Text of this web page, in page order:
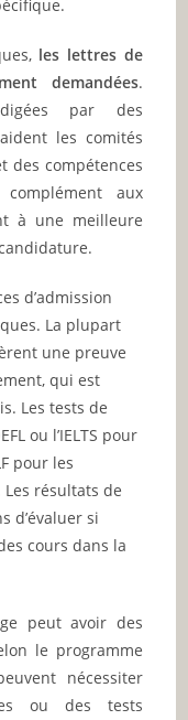
les lettres de
demandées.
par des
les comités
des compétences
aux
à une meilleure
d’admission
La plupart
une preuve
qui est
Les tests de
ou l’IELTS pour
pour les
résultats de
d’évaluer si
cours dans la
peut avoir des
le programme
nécessiter
ou des tests